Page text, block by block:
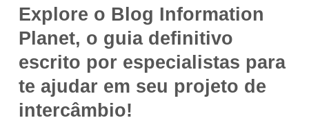
Explore o Blog Information
Planet, o guia definitivo
escrito por especialistas para
te ajudar em seu projeto de
intercâmbio!